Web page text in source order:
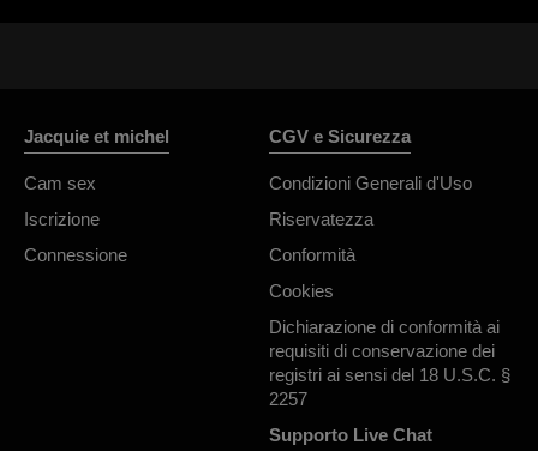
Jacquie et michel
Cam sex
Iscrizione
Connessione
CGV e Sicurezza
Condizioni Generali d'Uso
Riservatezza
Conformità
Cookies
Dichiarazione di conformità ai
requisiti di conservazione dei
registri ai sensi del 18 U.S.C. §
2257
Supporto Live Chat